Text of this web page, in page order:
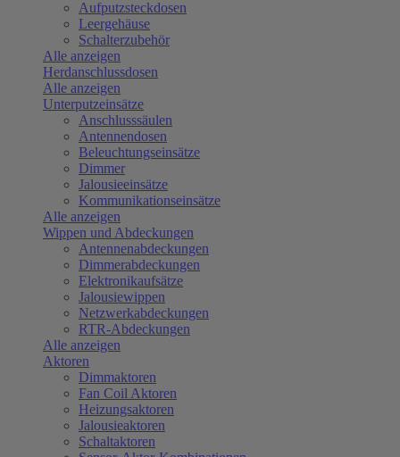
Aufputzsteckdosen
Leergehäuse
Schalterzubehör
Alle anzeigen
Herdanschlussdosen
Alle anzeigen
Unterputzeinsätze
Anschlusssäulen
Antennendosen
Beleuchtungseinsätze
Dimmer
Jalousieeinsätze
Kommunikationseinsätze
Alle anzeigen
Wippen und Abdeckungen
Antennenabdeckungen
Dimmerabdeckungen
Elektronikaufsätze
Jalousiewippen
Netzwerkabdeckungen
RTR-Abdeckungen
Alle anzeigen
Aktoren
Dimmaktoren
Fan Coil Aktoren
Heizungsaktoren
Jalousieaktoren
Schaltaktoren